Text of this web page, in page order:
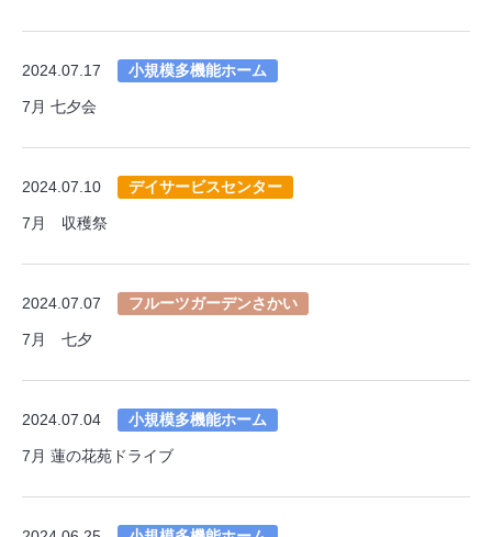
2024.07.17 小規模多機能ホーム
7月 七夕会
2024.07.10 デイサービスセンター
7月 収穫祭
2024.07.07 フルーツガーデンさかい
7月 七夕
2024.07.04 小規模多機能ホーム
7月 蓮の花苑ドライブ